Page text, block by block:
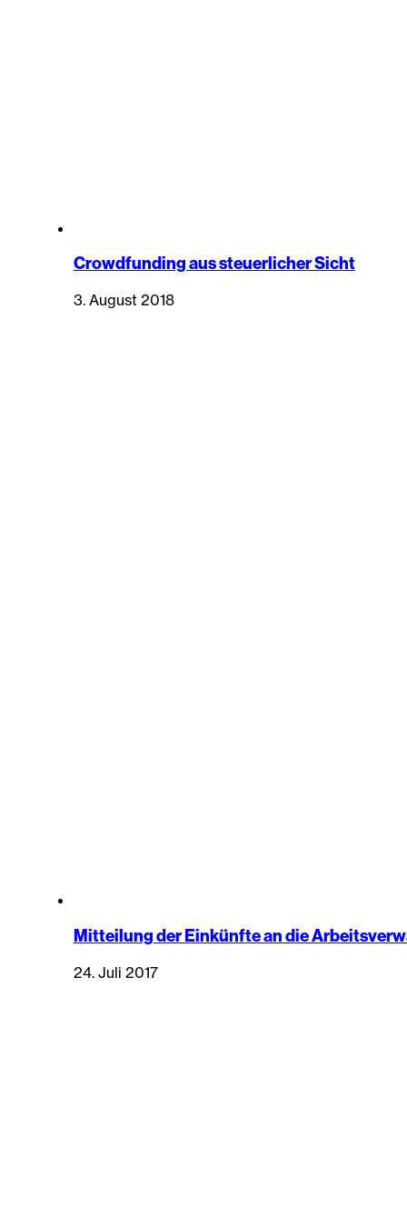
Crowdfunding aus steuerlicher Sicht
3. August 2018
Mitteilung der Einkünfte an die
24. Juli 2017